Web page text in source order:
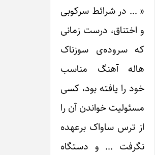
« … در شرائط سرکوبی
و اختناق، درست زمانی
که سروده‌ی سوزناک
‌ها‌له آهنگ مناسب
خود را ‌یافته بود، کسی
مسئولیت خواندن آن را
از ترس ساواک برعهده
نگرفت … و دستگاه